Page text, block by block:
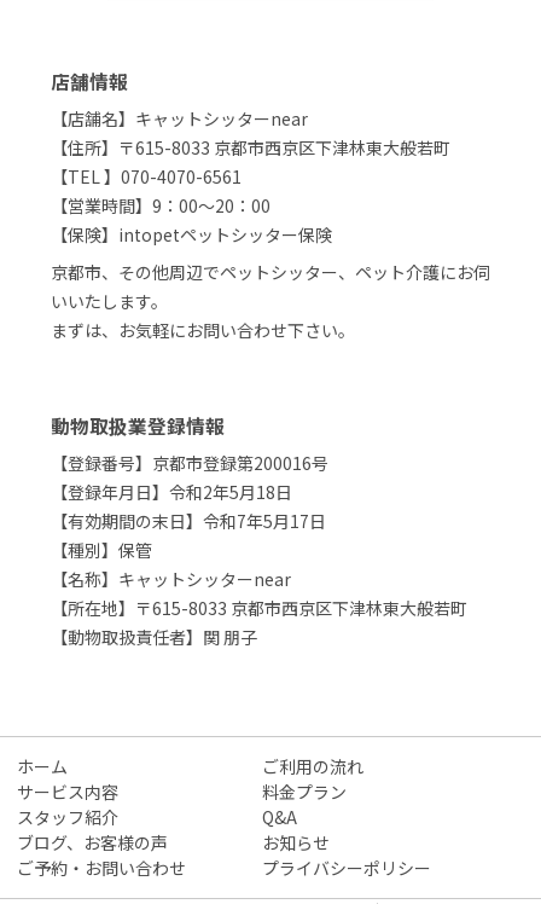
店舗情報
【店舗名】キャットシッターnear
【住所】〒615-8033 京都市西京区下津林東大般若町
【TEL 】070-4070-6561
【営業時間】9：00～20：00
【保険】intopetペットシッター保険
京都市、その他周辺でペットシッター、ペット介護にお伺
いいたします。
まずは、お気軽にお問い合わせ下さい。
動物取扱業登録情報
【登録番号】京都市登録第200016号
【登録年月日】令和2年5月18日
【有効期間の末日】令和7年5月17日
【種別】保管
【名称】キャットシッターnear
【所在地】〒615-8033 京都市西京区下津林東大般若町
【動物取扱責任者】関 朋子
ホーム
ご利用の流れ
サービス内容
料金プラン
スタッフ紹介
Q&A
ブログ、お客様の声
お知らせ
ご予約・お問い合わせ
プライバシーポリシー